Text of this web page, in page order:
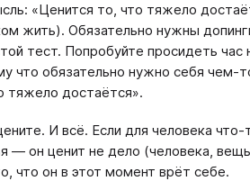
«Ценится то, что тяжело
жить). Обязательно нужны
тест. Попробуйте просидеть
что обязательно нужно себя
тяжело достаётся».
И всё. Если для человека
— он ценит не дело (человека,
что он в этот момент врёт себе.